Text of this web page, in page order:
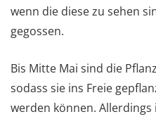
wenn die diese zu sehen
gegossen.
Bis Mitte Mai sind die
sodass sie ins Freie
werden können.